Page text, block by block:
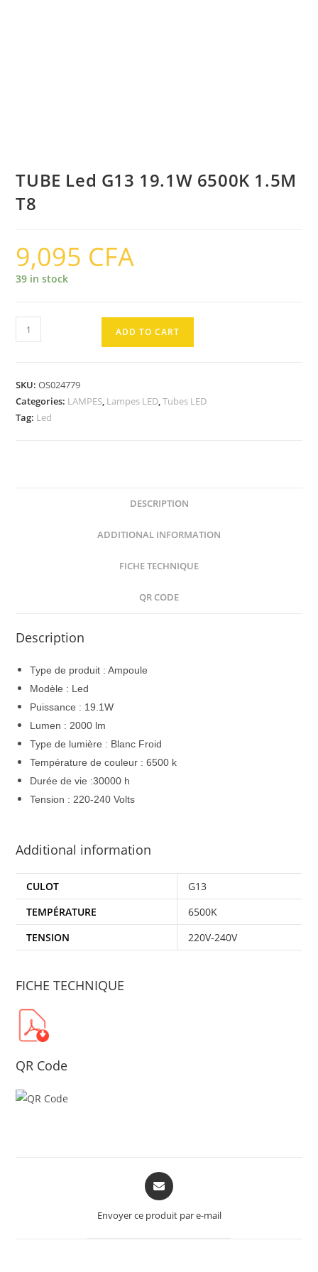
TUBE Led G13 19.1W 6500K 1.5M
T8
9,095 CFA
39 in stock
TUBE
Led
6500K
1.5M
ADD TO CART
SKU:OS024779
Categories: LAMPES, Lampes LED,Tubes LED
Tag: Led
DESCRIPTION
ADDITIONAL INFORMATION
FICHE TECHNIQUE
QR CODE
Description
Type de produit : Ampoule
Modèle : Led
Puissance : 19.1W
Lumen : 2000 lm
Type de lumière : Blanc Froid
Température de couleur : 6500 k
Durée de vie :30000 h
Tension : 220-240 Volts
Additional information
CULOT
G13
TEMPÉRATURE
6500K
TENSION
220V-240V
FICHE TECHNIQUE
QR Code
Opens
in
new
Envoyer ce produit par e-mail